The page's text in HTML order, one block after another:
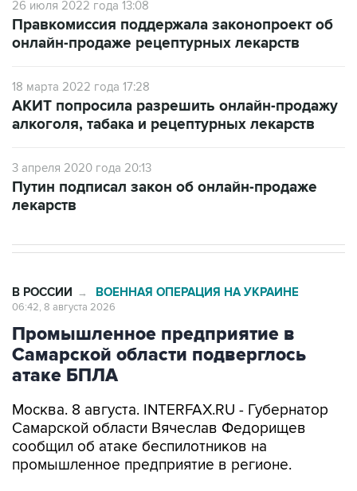
онлайн-продаже рецептурных лекарств
18 марта 2022 года 17:28
алкоголя, табака и рецептурных лекарств
3 апреля 2020 года 20:13
лекарств
Промышленное предприятие в
Самарской области подверглось
атаке БПЛА
Москва. 8 августа. INTERFAX.RU - Губернатор
сообщил об атаке беспилотников на
промышленное предприятие в регионе.
"Одно из промышленных предприятий